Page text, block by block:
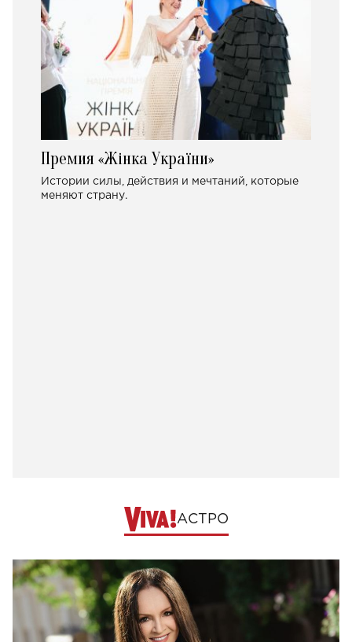
Премия «Жінка України»
Истории силы, действия и мечтаний, которые
меняют страну.
АСТРО